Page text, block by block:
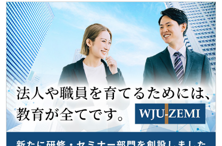
ゲ
ー
シ
ョ
ン